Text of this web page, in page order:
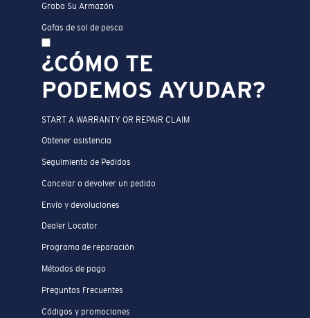
Graba Su Armazón
Gafas de sol de pesca
¿CÓMO TE
PODEMOS AYUDAR?
START A WARRANTY OR REPAIR CLAIM
Obtener asistencia
Seguimiento de Pedidos
Cancelar o devolver un pedido
Envío y devoluciones
Dealer Locator
Programa de reparación
Métodos de pago
Preguntas Frecuentes
Códigos y promociones